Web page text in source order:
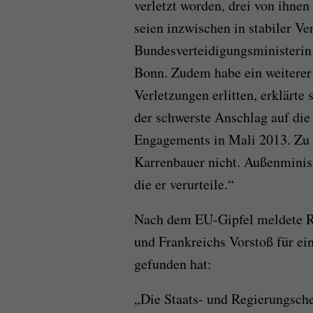
verletzt worden, drei von
seien inzwischen in stabiler
Bonn. Zudem habe ein
Verletzungen erlitten, erklärte
der schwerste Anschlag auf
Engagements in Mali 2013.
Karrenbauer nicht.
die er verurteile.“
Nach dem EU-Gipfel meldete
und Frankreichs Vorstoß für
gefunden hat:
„Die Staats- und